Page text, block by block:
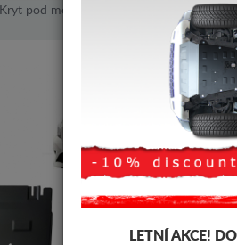
Kryt pod motor Mercedes A-Classe
LETNÍ AKCE!